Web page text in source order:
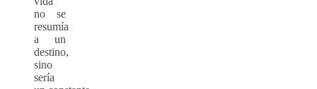
no se
resumía
a un
destino,
sino
sería